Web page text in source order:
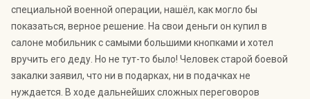
специальной военной операции, нашёл, как могло бы
показаться, верное решение. На свои деньги он купил в
салоне мобильник с самыми большими кнопками и хотел
вручить его деду. Но не тут-то было! Человек старой боевой
закалки заявил, что ни в подарках, ни в подачках не
нуждается. В ходе дальнейших сложных переговоров